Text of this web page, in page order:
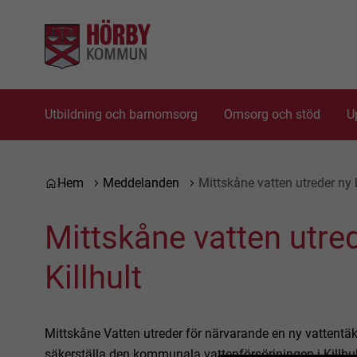
Gå till innehåll
Gå till huvudmeny
Utbildning och barnomsorg Omsorg och stöd
Du är här:
Hem Meddelanden Mittskåne vatten utreder ny
Mittskåne vatten
Killhult
Mittskåne Vatten utreder för närvarande en ny